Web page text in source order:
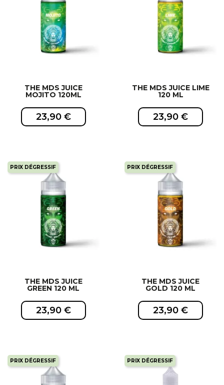
THE MDS JUICE
MOJITO 120ML
23,90 €
EXCLUSIVITÉ WEB !
THE MDS JUICE LIME
120 ML
23,90 €
EXCLUSIVITÉ WEB !
PRIX DÉGRESSIF
THE MDS JUICE
GREEN 120 ML
23,90 €
EXCLUSIVITÉ WEB !
PRIX DÉGRESSIF
THE MDS JUICE
GOLD 120 ML
23,90 €
PRIX DÉGRESSIF PRIX DÉGRESSIF